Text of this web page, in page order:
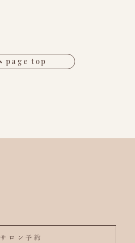
page top
サロン予約